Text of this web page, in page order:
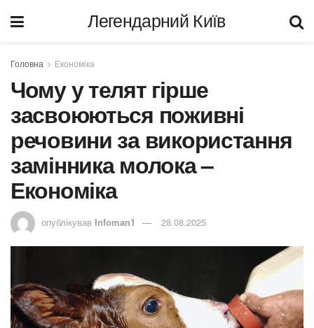
Легендарний Київ
Головна Економіка
Чому у телят гірше
засвоюються поживні
речовини за використання
замінника молока –
Економіка
опублікував Infoman1 28.08.2025